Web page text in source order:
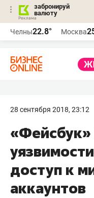
забронируй
валюту
Челны22.8° Москва
28 сентября 2018, 23:12
доступ к
аккаунтов